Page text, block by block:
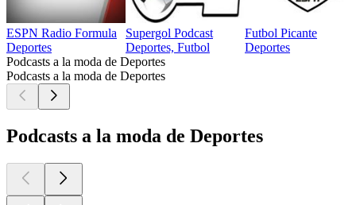
ESPN Radio Formula
Deportes
Supergol Podcast
Deportes, Futbol
Futbol Picante
Deportes
Podcasts a la moda de Deportes
Podcasts a la moda de Deportes
Podcasts a la moda de Deportes